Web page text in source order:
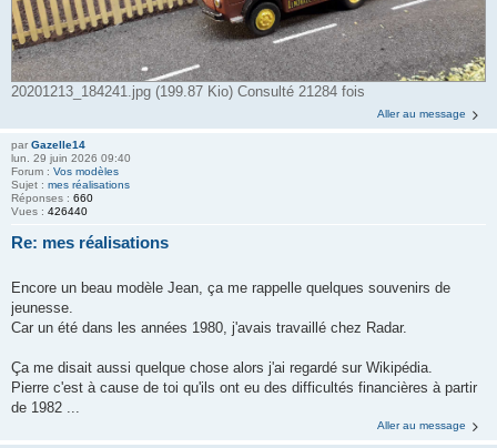
20201213_184241.jpg (199.87 Kio) Consulté 21284 fois
Aller au message
par Gazelle14
lun. 29 juin 2026 09:40
Forum : Vos modèles
Sujet : mes réalisations
Réponses : 660
Vues : 426440
Re: mes réalisations
Encore un beau modèle Jean, ça me rappelle quelques souvenirs de
jeunesse.
Car un été dans les années 1980, j'avais travaillé chez Radar.
Ça me disait aussi quelque chose alors j'ai regardé sur Wikipédia.
Pierre c'est à cause de toi qu'ils ont eu des difficultés financières à partir
de 1982 ...
Aller au message